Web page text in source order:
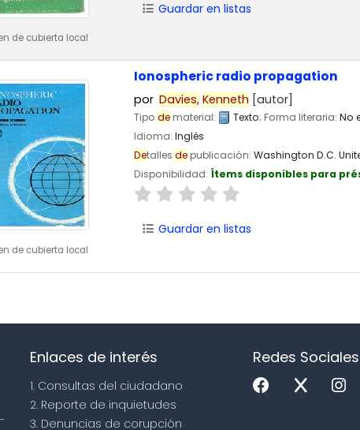
de cubierta local
Guardar en listas
de cubierta local
Ionospheric radio propagation
por Davies, Kenneth [autor]
Tipo dematerial: Texto; Forma literaria: No
Idioma: Inglés
Detalles depublicación: Washington D.C.
Disponibilidad: Ítems disponibles para
Guardar en listas
Enlaces de interés
1. Consultas del ciudadano
2. Reporte de inquietudes
3. Denuncias de corupción
Redes Sociales